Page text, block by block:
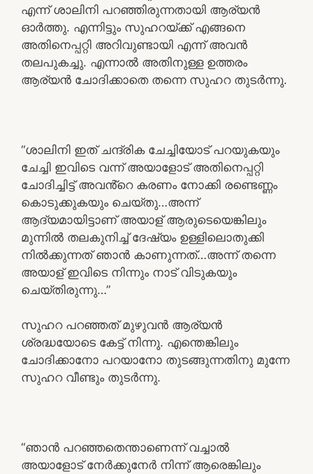
എന്ന് ശാലിനി പറഞ്ഞിരുന്നതായി ആര്യൻ
ഓർത്തു. എന്നിട്ടും സുഹറയ്ക്ക് എങ്ങനെ
അതിനെപ്പറ്റി അറിവുണ്ടായി എന്ന് അവൻ
തലപുകച്ചു. എന്നാൽ അതിനുള്ള ഉത്തരം
ആര്യൻ ചോദിക്കാതെ തന്നെ സുഹറ തുടർന്നു.
“ശാലിനി ഇത് ചന്ദ്രിക ചേച്ചിയോട് പറയുകയും
ചേച്ചി ഇവിടെ വന്ന് അയാളോട് അതിനെപ്പറ്റി
ചോദിച്ചിട്ട് അവൻ്റെ കരണം നോക്കി രണ്ടെണ്ണം
കൊടുക്കുകയും ചെയ്തു…അന്ന്
ആദ്യമായിട്ടാണ് അയാള് ആരുടെയെങ്കിലും
മുന്നിൽ തലകുനിച്ച് ദേഷ്യം ഉള്ളിലൊതുക്കി
നിൽക്കുന്നത് ഞാൻ കാണുന്നത്…അന്ന് തന്നെ
അയാള് ഇവിടെ നിന്നും നാട് വിടുകയും
ചെയ്തിരുന്നു…”
സുഹറ പറഞ്ഞത് മുഴുവൻ ആര്യൻ
ശ്രദ്ധയോടെ കേട്ട് നിന്നു. എന്തെങ്കിലും
ചോദിക്കാനോ പറയാനോ തുടങ്ങുന്നതിനു മുന്നേ
സുഹറ വീണ്ടും തുടർന്നു.
“ഞാൻ പറഞ്ഞതെന്താണെന്ന് വച്ചാൽ
അയാളോട് നേർക്കുനേർ നിന്ന് ആരെങ്കിലും